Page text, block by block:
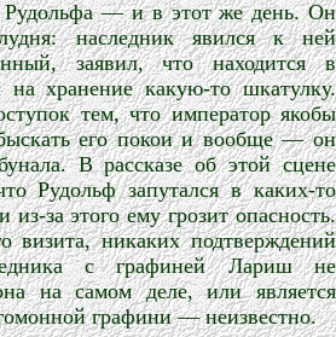
Рудольфа — и в этот же день. Он
наследник явился к ней
заявил, что находится в
на хранение какую-то шкатулку.
тем, что император якобы
его покои и вообще — он
В рассказе об этой сцене
Рудольф запутался в каких-то
из-за этого ему грозит опасность.
визита, никаких подтверждений
с графиней Лариш не
на самом деле, или является
графини — неизвестно.